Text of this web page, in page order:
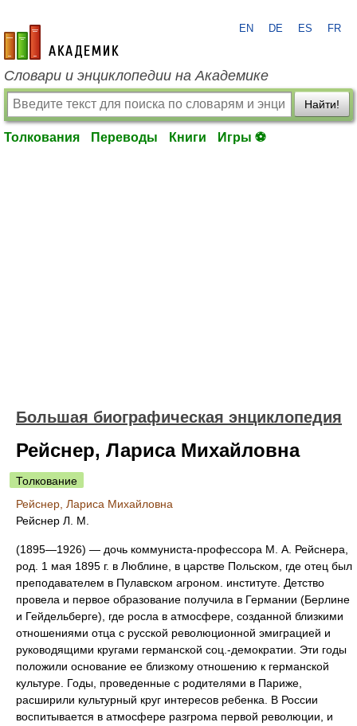
academic.ru
EN DE ES FR
Словари и энциклопедии на Академике
Найти!
Толкования Переводы Книги Игры ⚽
Большая биографическая энциклопедия
Рейснер, Лариса Михайловна
Толкование
Рейснер, Лариса Михайловна
Рейснер Л. М.
(1895—1926) — дочь коммуниста-профессора М. А. Рейснера,
род. 1 мая 1895 г. в Люблине, в царстве Польском, где отец был
преподавателем в Пулавском агроном. институте. Детство
провела и первое образование получила в Германии (Берлине
и Гейдельберге), где росла в атмосфере, созданной близкими
отношениями отца с русской революционной эмиграцией и
руководящими кругами германской соц.-демократии. Эти годы
положили основание ее близкому отношению к германской
культуре. Годы, проведенные с родителями в Париже,
расширили культурный круг интересов ребенка. В России
воспитывается в атмосфере разгрома первой революции, и